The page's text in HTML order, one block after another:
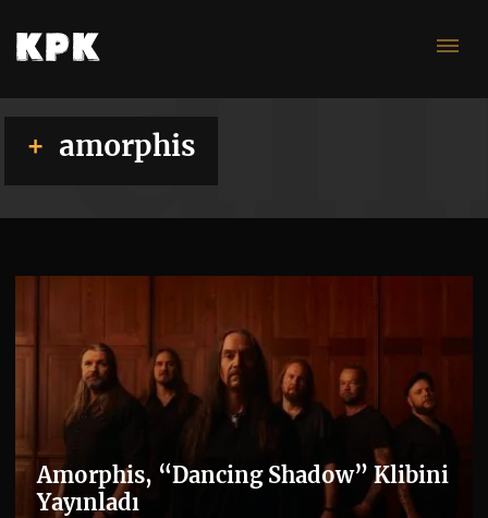
amorphis
Amorphis, “Dancing Shadow” Klibini
Yayınladı